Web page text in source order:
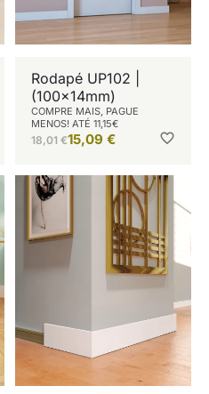
Rodapé UP102 |
(100x14mm)
COMPRE MAIS, PAGUE
MENOS! ATÉ 11,15€
18,01 €15,09 €